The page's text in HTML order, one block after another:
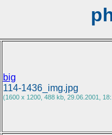
big
114-1436_img.jpg
(1600 x 1200, 488 kb, 29.06.2001,